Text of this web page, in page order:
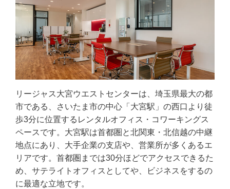
リージャス大宮ウエストセンターは、埼玉県最大の都
市である、さいたま市の中心「大宮駅」の西口より徒
歩3分に位置するレンタルオフィス・コワーキングス
ペースです。大宮駅は首都圏と北関東・北信越の中継
地点にあり、大手企業の支店や、営業所が多くあるエ
リアです。首都圏までは30分ほどでアクセスできるた
め、サテライトオフィスとしてや、ビジネスをするの
に最適な立地です。